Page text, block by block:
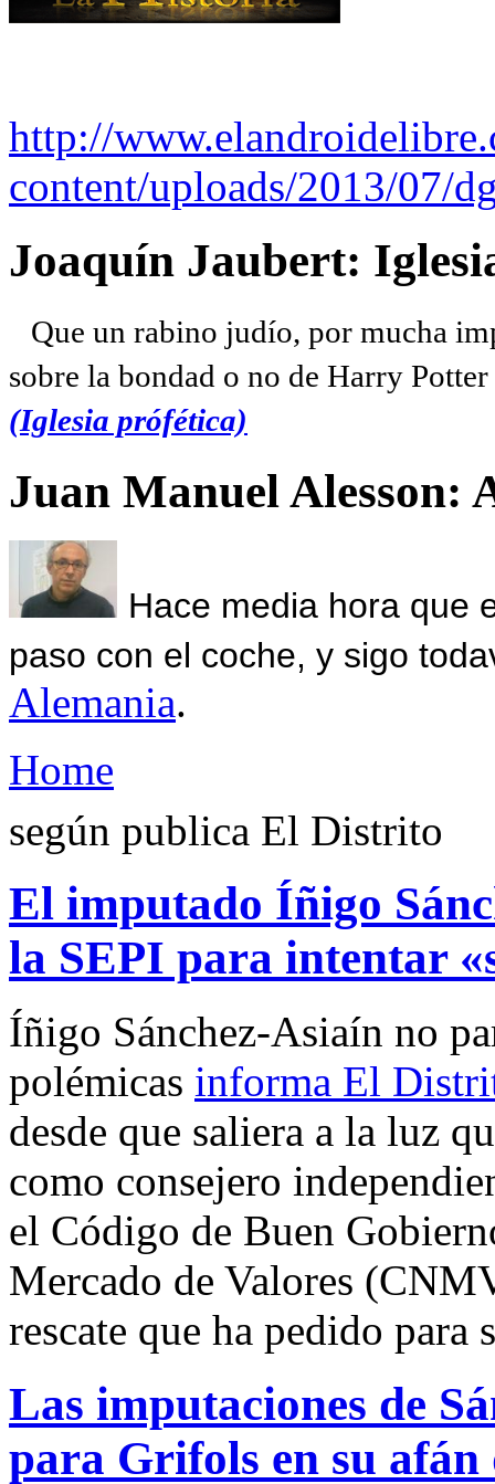
http://
content/uploads/2013/07/
Joaquín Jaubert:
Que un rabino judío, por mucha
sobre la bondad o no de Harry
(Iglesia prófética)
Juan Manuel Alesson:
Hace media hora que
paso con el coche, y sigo
Alemania.
Home
según publica El Distrito
El imputado Íñigo
la SEPI para intentar
Íñigo Sánchez-Asiaín no
polémicas informa El
desde que saliera a la luz
como consejero
el Código de Buen
Mercado de Valores
rescate que ha pedido para
Las imputaciones de
para Grifols en su